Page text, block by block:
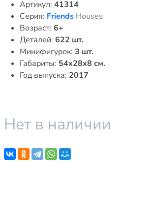
Артикул: 41314
Серия: Friends Houses
Возраст: 6+
Деталей: 622 шт.
Минифигурок: 3 шт.
Габариты: 54x28x8 см.
Год выпуска: 2017
Нет в наличии